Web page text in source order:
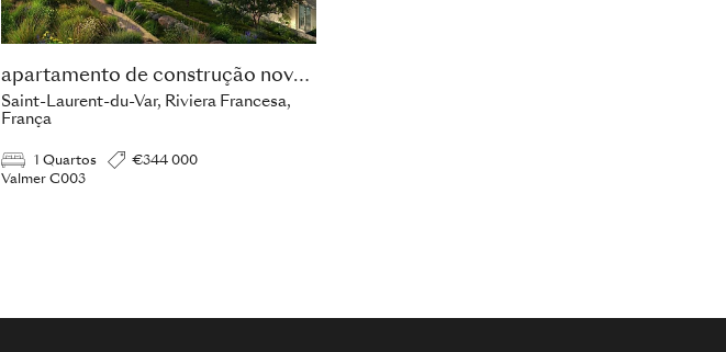
apartamento de construção nova com 1 quarto
Saint-Laurent-du-Var, Riviera Francesa,
França
1 Quartos
€344 000
Valmer C003